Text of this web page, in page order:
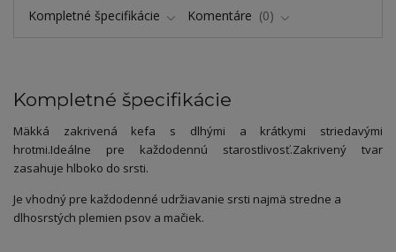
Kompletné špecifikácie Komentáre 0
Kompletné špecifikácie
Mäkká zakrivená kefa s dlhými a krátkymi striedavými
hrotmi.Ideálne pre každodennú starostlivosť.Zakrivený tvar
zasahuje hlboko do srsti.
Je vhodný pre každodenné udržiavanie srsti najmä stredne a
dlhosrstých plemien psov a mačiek.